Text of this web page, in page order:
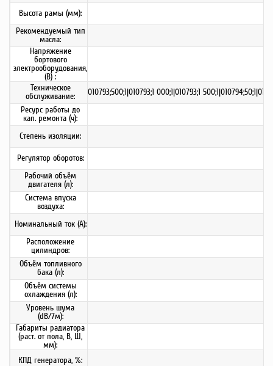
Высота рамы (мм):
Рекомендуемый тип
масла:
Напряжение
бортового
электрооборудования,
(В) :
Техническое
обслуживание:
010793;500;1|010793;1 000;1|010793;1
Ресурс работы до
кап. ремонта (ч):
Степень изоляции:
Регулятор оборотов:
Рабочий объём
двигателя (л):
Система впуска
воздуха:
Номинальный ток (А):
Расположение
цилиндров:
Объём топливного
бака (л):
Объём системы
охлаждения (л):
Уровень шума
(dB/7м):
Габариты радиатора
(раст. от пола, В, Ш,
мм):
КПД генератора, %: